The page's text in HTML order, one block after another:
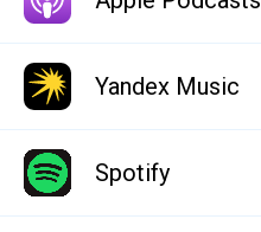
Yandex Music
Spotify